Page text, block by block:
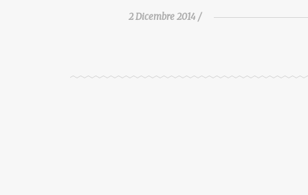
2 Dicembre 2014